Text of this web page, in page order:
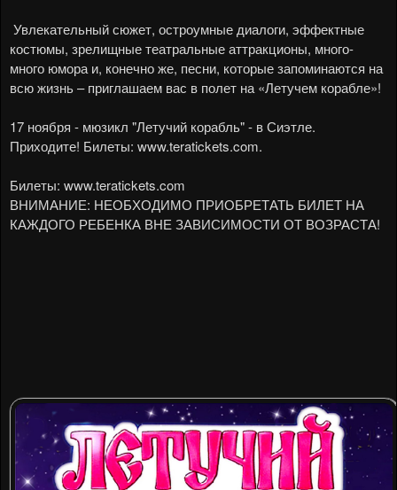
Увлекательный сюжет, остроумные диалоги, эффектные
костюмы, зрелищные театральные аттракционы, много-
много юмора и, конечно же, песни, которые запоминаются на
всю жизнь – приглашаем вас в полет на «Летучем корабле»!
17 ноября - мюзикл "Летучий корабль" - в Сиэтле.
Приходите! Билеты: www.teratickets.com.
Билеты: www.teratickets.com
ВНИМАНИЕ: НЕОБХОДИМО ПРИОБРЕТАТЬ БИЛЕТ НА
КАЖДОГО РЕБЕНКА ВНЕ ЗАВИСИМОСТИ ОТ ВОЗРАСТА!